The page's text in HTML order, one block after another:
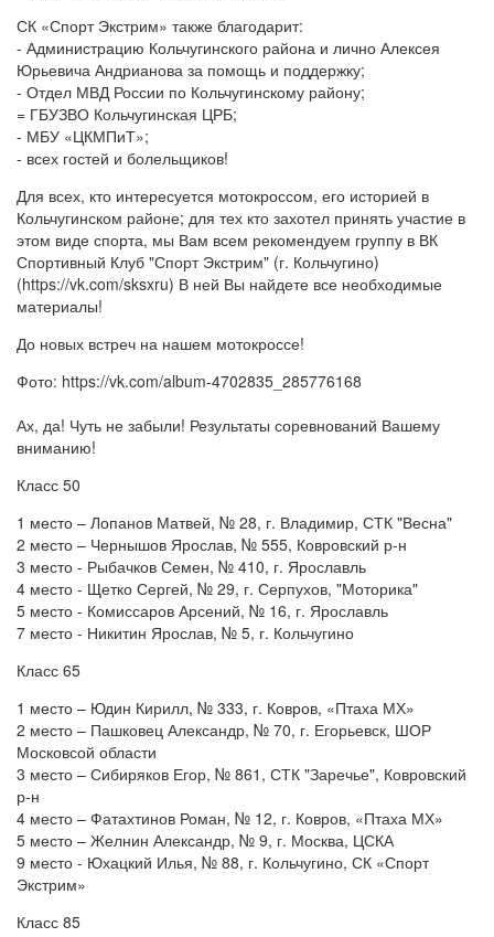
СК «Спорт Экстрим» также благодарит:
- Администрацию Кольчугинского района и лично Алексея
Юрьевича Андрианова за помощь и поддержку;
- Отдел МВД России по Кольчугинскому району;
= ГБУЗВО Кольчугинская ЦРБ;
- МБУ «ЦКМПиТ»;
- всех гостей и болельщиков!
Для всех, кто интересуется мотокроссом, его историей в
Кольчугинском районе; для тех кто захотел принять участие в
этом виде спорта, мы Вам всем рекомендуем группу в ВК
Спортивный Клуб "Спорт Экстрим" (г. Кольчугино)
(https://vk.com/sksxru) В ней Вы найдете все необходимые
материалы!
До новых встреч на нашем мотокроссе!
Фото: https://vk.com/album-4702835_285776168
Ах, да! Чуть не забыли! Результаты соревнований Вашему
вниманию!
Класс 50
1 место – Лопанов Матвей, № 28, г. Владимир, СТК "Весна"
2 место – Чернышов Ярослав, № 555, Ковровский р-н
3 место - Рыбачков Семен, № 410, г. Ярославль
4 место - Щетко Сергей, № 29, г. Серпухов, "Моторика"
5 место - Комиссаров Арсений, № 16, г. Ярославль
7 место - Никитин Ярослав, № 5, г. Кольчугино
Класс 65
1 место – Юдин Кирилл, № 333, г. Ковров, «Птаха МХ»
2 место – Пашковец Александр, № 70, г. Егорьевск, ШОР
Московсой области
3 место – Сибиряков Егор, № 861, СТК "Заречье", Ковровский
р-н
4 место – Фатахтинов Роман, № 12, г. Ковров, «Птаха МХ»
5 место – Желнин Александр, № 9, г. Москва, ЦСКА
9 место - Юхацкий Илья, № 88, г. Кольчугино, СК «Спорт
Экстрим»
Класс 85